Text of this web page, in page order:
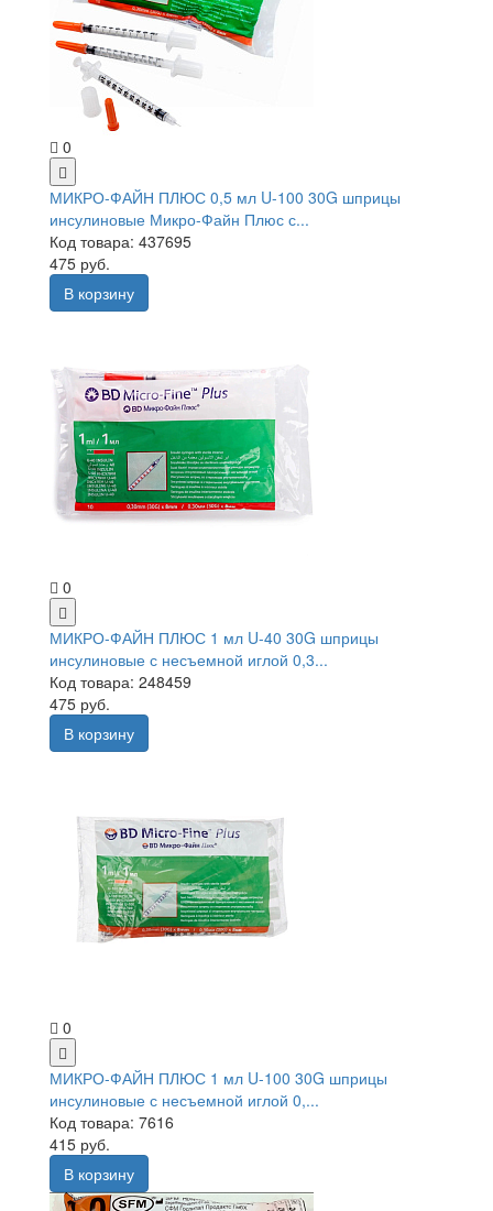
0
МИКРО-ФАЙН ПЛЮС 0,5 мл U-100 30G шприцы
инсулиновые Микро-Файн Плюс с...
Код товара: 437695
475 руб.
В корзину
0
МИКРО-ФАЙН ПЛЮС 1 мл U-40 30G шприцы
инсулиновые с несъемной иглой 0,3...
Код товара: 248459
475 руб.
В корзину
0
МИКРО-ФАЙН ПЛЮС 1 мл U-100 30G шприцы
инсулиновые с несъемной иглой 0,...
Код товара: 7616
415 руб.
В корзину